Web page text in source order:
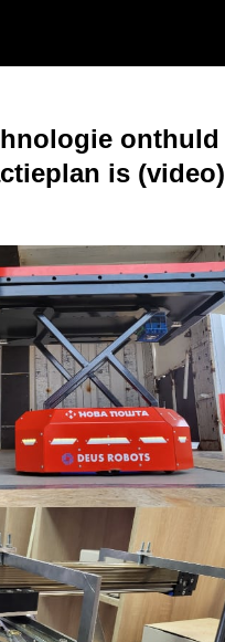
onthuld
is (video)